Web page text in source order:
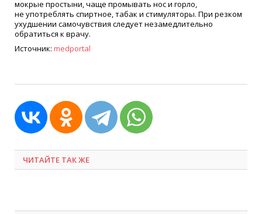
мокрые простыни, чаще промывать нос и горло,
не употреблять спиртное, табак и стимуляторы. При резком
ухудшении самочувствия следует незамедлительно
обратиться к врачу.
Источник: medportal
ЧИТАЙТЕ ТАК ЖЕ